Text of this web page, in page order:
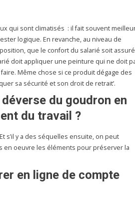
qui sont climatisés : il fait souvent
logique. En revanche, au niveau de
que le confort du salarié soit
doit appliquer une peinture qui ne doit
Même chose si ce produit dégage des
sa sécurité et son droit de retrait’.
du goudron en
du travail ?
s’il y a des séquelles ensuite, on peut
en oeuvre les éléments pour préserver la
en ligne de compte